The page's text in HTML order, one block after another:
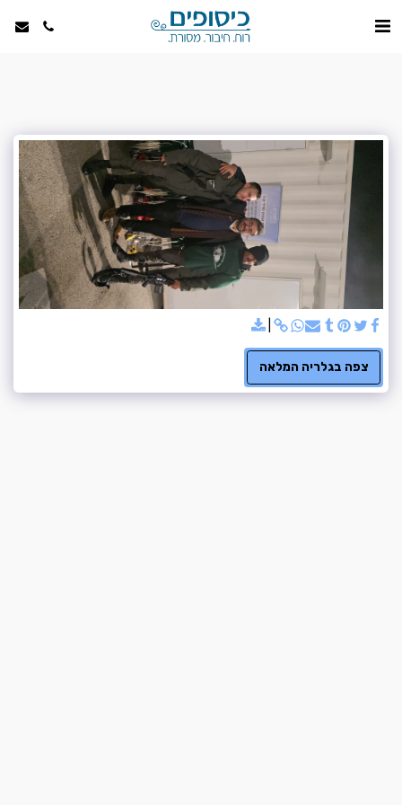
צפה בגלריה המלאה